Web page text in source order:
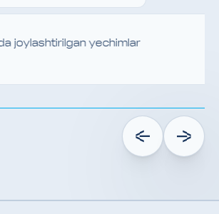
Elektromontaj buyumlari